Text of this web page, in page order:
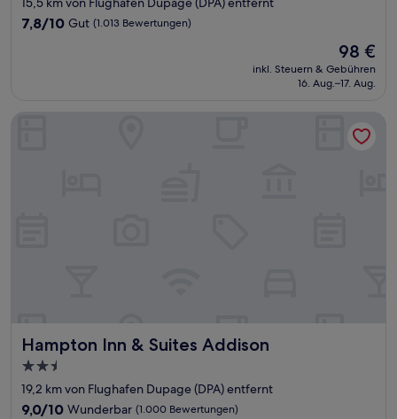
Unterkunft
7.8
7,8/10 Gut (1.013 Bewertungen)
Der
Preis
beträgt
98 €
inkl. Steuern & Gebühren
16. Aug.–17. Aug.
Hampton Inn & Suites Addison
Hampton Inn & Suites Addison
2.5-
Sterne-
Unterkunft
19,2 km von Flughafen Dupage (DPA) entfernt
9.0
9,0/10 Wunderbar (1.000 Bewertungen)